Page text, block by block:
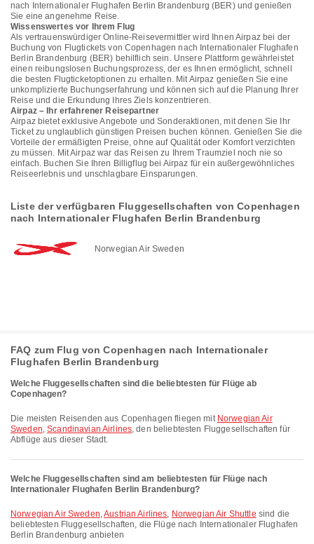
nach Internationaler Flughafen Berlin Brandenburg (BER) und genießen
Sie eine angenehme Reise.
Wissenswertes vor Ihrem Flug
Als vertrauenswürdiger Online-Reisevermittler wird Ihnen Airpaz bei der
Buchung von Flugtickets von Copenhagen nach Internationaler Flughafen
Berlin Brandenburg (BER) behilflich sein. Unsere Plattform gewährleistet
einen reibungslosen Buchungsprozess, der es Ihnen ermöglicht, schnell
die besten Flugticketoptionen zu erhalten. Mit Airpaz genießen Sie eine
unkomplizierte Buchungserfahrung und können sich auf die Planung Ihrer
Reise und die Erkundung Ihres Ziels konzentrieren.
Airpaz – Ihr erfahrener Reisepartner
Airpaz bietet exklusive Angebote und Sonderaktionen, mit denen Sie Ihr
Ticket zu unglaublich günstigen Preisen buchen können. Genießen Sie die
Vorteile der ermäßigten Preise, ohne auf Qualität oder Komfort verzichten
zu müssen. Mit Airpaz war das Reisen zu Ihrem Traumziel noch nie so
einfach. Buchen Sie Ihren Billigflug bei Airpaz für ein außergewöhnliches
Reiseerlebnis und unschlagbare Einsparungen.
Liste der verfügbaren Fluggesellschaften von Copenhagen
nach Internationaler Flughafen Berlin Brandenburg
Norwegian Air Sweden
FAQ zum Flug von Copenhagen nach Internationaler
Flughafen Berlin Brandenburg
Welche Fluggesellschaften sind die beliebtesten für Flüge ab
Copenhagen?
Die meisten Reisenden aus Copenhagen fliegen mit Norwegian Air
Sweden,Scandinavian Airlines, den beliebtesten Fluggesellschaften für
Abflüge aus dieser Stadt.
Welche Fluggesellschaften sind am beliebtesten für Flüge nach
Internationaler Flughafen Berlin Brandenburg?
Norwegian Air Sweden,Austrian Airlines, Norwegian Air Shuttle sind die
beliebtesten Fluggesellschaften, die Flüge nach Internationaler Flughafen
Berlin Brandenburg anbieten